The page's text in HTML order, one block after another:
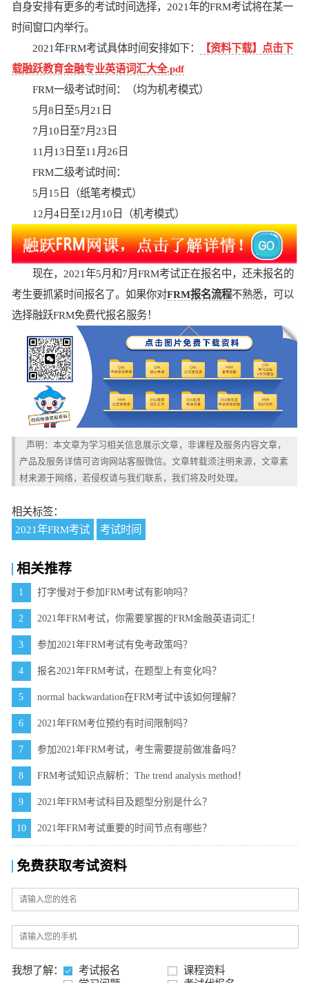
自身安排有更多的考试时间选择，2021年的FRM考试将在某一
时间窗口内举行。
2021年FRM考试具体时间安排如下：
【资料下载】点击下
载融跃教育金融专业英语词汇大全.pdf
FRM一级考试时间：（均为机考模式）
5月8日至5月21日
7月10日至7月23日
11月13日至11月26日
FRM二级考试时间：
5月15日（纸笔考模式）
12月4日至12月10日（机考模式）
现在，2021年5月和7月FRM考试正在报名中，还未报名的
考生要抓紧时间报名了。如果你对FRM报名流程不熟悉，可以
选择融跃FRM免费代报名服务！
声明：本文章为学习相关信息展示文章，非课程及服务内容文章，
产品及服务详情可咨询网站客服微信。文章转载须注明来源，文章素
材来源于网络，若侵权请与我们联系，我们将及时处理。
相关标签：
2021年FRM考试
考试时间
相关推荐
1 打字慢对于参加FRM考试有影响吗？
2 2021年FRM考试，你需要掌握的FRM金融英语词汇！
3 参加2021年FRM考试有免考政策吗？
4 报名2021年FRM考试，在题型上有变化吗？
5 normal backwardation在FRM考试中该如何理解？
6 2021年FRM考位预约有时间限制吗？
7 参加2021年FRM考试，考生需要提前做准备吗？
8 FRM考试知识点解析：The trend analysis method！
9 2021年FRM考试科目及题型分别是什么？
10 2021年FRM考试重要的时间节点有哪些？
免费获取考试资料
我想了解： 考试报名
课程资料